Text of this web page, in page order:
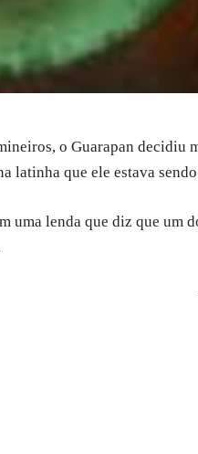
o Guarapan
latinha que ele estava
uma lenda que diz que